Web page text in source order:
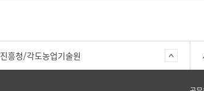
진흥청/각도농업기술원